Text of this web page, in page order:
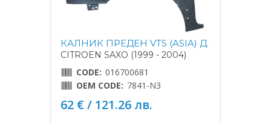
КАЛНИК ПРЕДЕН VTS (ASIA) Д.
CITROEN SAXO (1999 - 2004)
CODE: 016700681
OEM CODE: 7841-N3
62 € / 121.26 лв.